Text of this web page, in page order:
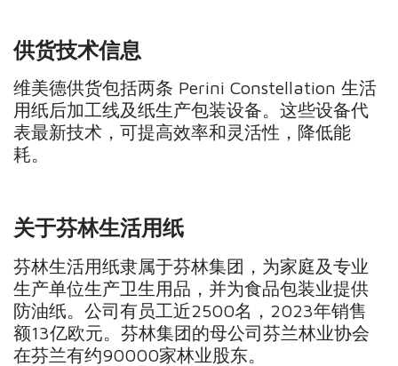
供货技术信息
维美德供货包括两条 Perini Constellation 生活
用纸后加工线及纸生产包装设备。这些设备代
表最新技术，可提高效率和灵活性，降低能
耗。
关于芬林生活用纸
芬林生活用纸隶属于芬林集团，为家庭及专业
生产单位生产卫生用品，并为食品包装业提供
防油纸。公司有员工近2500名，2023年销售
额13亿欧元。芬林集团的母公司芬兰林业协会
在芬兰有约90000家林业股东。